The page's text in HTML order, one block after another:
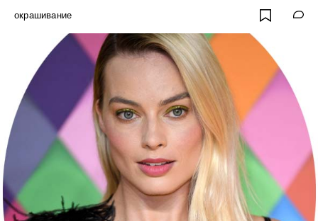
окрашивание